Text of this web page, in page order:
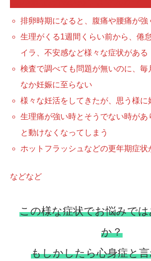
排卵時期になると、腹痛や腰痛が強
生理がくる1週間くらい前から、倦
イラ、不安感など様々な症状がある
検査で調べても問題が無いのに、毎
なか妊娠に至らない
様々な妊活をしてきたが、思う様に
生理痛が強い時とそうでない時があ
と動けなくなってしまう
ホットフラッシュなどの更年期症状
などなど
この様な症状でお悩みで
か？
もしかしたら心身症と